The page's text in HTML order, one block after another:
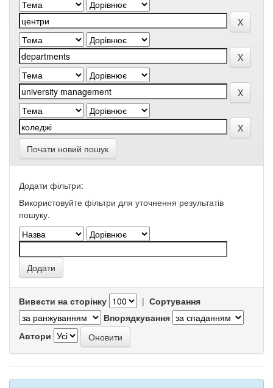
Почати новий пошук
Додати фільтри:
Використовуйте фільтри для уточнення результатів
пошуку.
Вивести на сторінку | Сортування
Впорядкування
Автори